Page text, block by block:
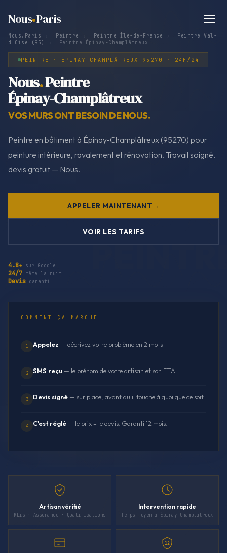
Nous Paris
Nous.Paris Peintre Peintre Île-de-France
Peintre Val-
d'Oise (95)
Peintre Épinay-Champlâtreux
PEINTRE · ÉPINAY-CHAMPLÂTREUX 95270 · 24H/24
Nous.Peintre
Épinay-Champlâtreux
VOS MURS ONT BESOIN DE NOUS.
Peintre en bâtiment à Épinay-Champlâtreux (95270) pour
peinture intérieure, ravalement et rénovation. Travail soigné,
devis gratuit — Nous.
APPELER MAINTENANT
VOIR LES TARIFS
4.8★ sur Google
24/7 même la nuit
Devis garanti
COMMENT ÇA MARCHE
1 Appelez — décrivez votre problème en 2 mots
2 SMS reçu — le prénom de votre artisan et son ETA
3 Devis signé — sur place, avant qu'il touche à quoi que ce soit
4 C'est réglé — le prix = le devis. Garanti 12 mois.
Artisan vérifié
Kbis · Assurance · Qualifications
Intervention rapide
Temps moyen à Épinay-Champlâtreux
12